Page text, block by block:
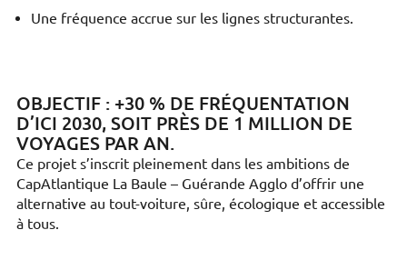
Une fréquence accrue sur les lignes structurantes.
OBJECTIF : +30 % DE FRÉQUENTATION
D’ICI 2030, SOIT PRÈS DE 1 MILLION DE
VOYAGES PAR AN.
Ce projet s’inscrit pleinement dans les ambitions de
CapAtlantique La Baule – Guérande Agglo d’offrir une
alternative au tout-voiture, sûre, écologique et accessible
à tous.